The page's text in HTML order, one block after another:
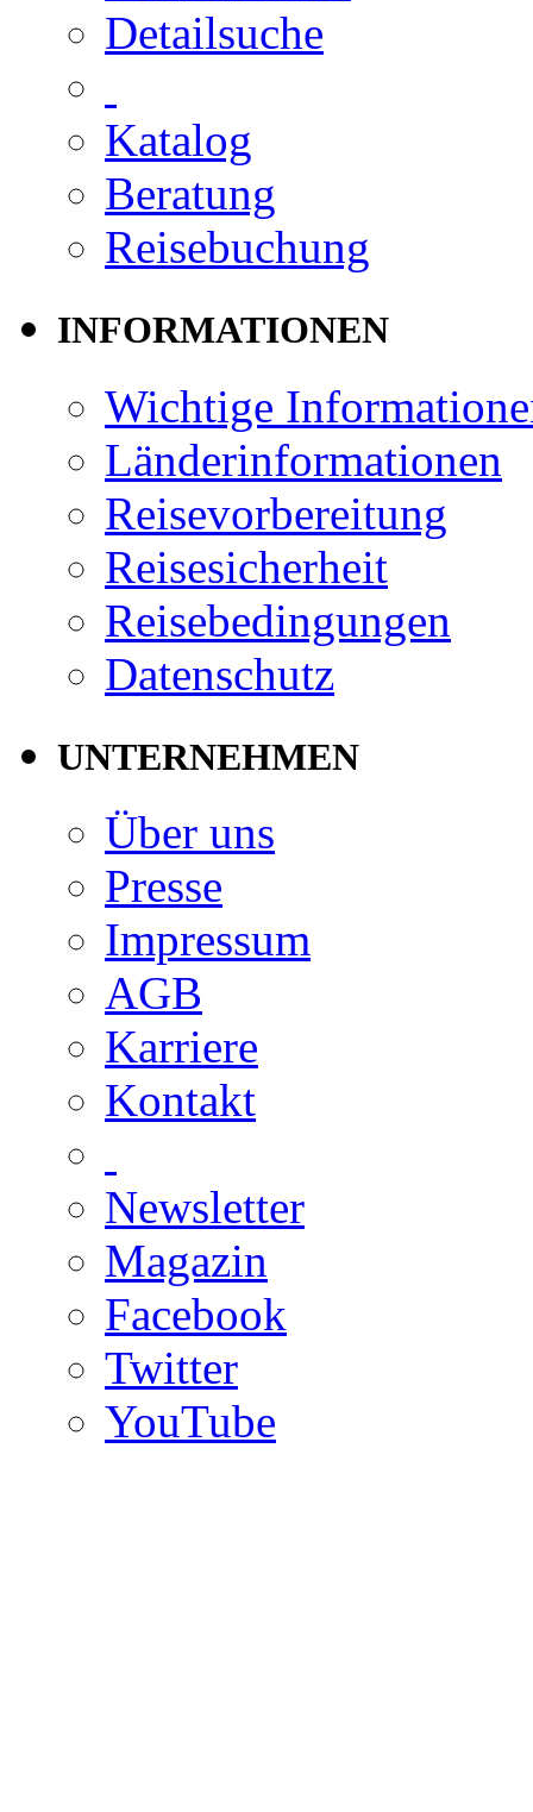
Detailsuche
Katalog
Beratung
Reisebuchung
INFORMATIONEN
Wichtige
Länderinformationen
Reisevorbereitung
Reisesicherheit
Reisebedingungen
Datenschutz
UNTERNEHMEN
Über uns
Presse
Impressum
AGB
Karriere
Kontakt
Newsletter
Magazin
Facebook
Twitter
YouTube